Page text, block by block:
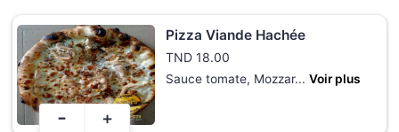
Pizza Viande Hachée
TND 18.00
Sauce tomate, Mozzar... Voir plus
- +